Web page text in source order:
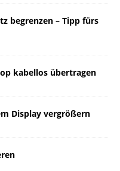
begrenzen – Tipp fürs
kabellos übertragen
Display vergrößern